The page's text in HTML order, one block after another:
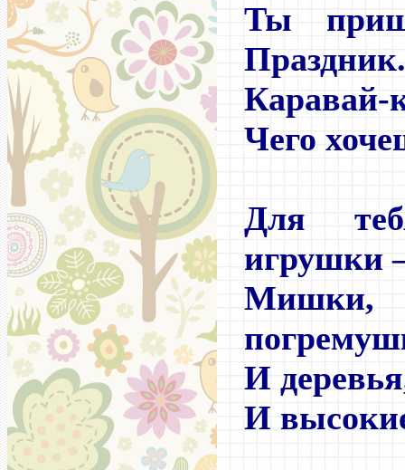
Ты
Праздник.
Каравай-
Чего
Для
игрушки
И
И